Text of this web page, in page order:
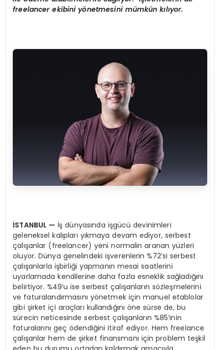
freelancer ekibini yönetmesini mümkün kılıyor.
İSTANBUL — İş dünyasında işgücü devinimleri
geleneksel kalıpları yıkmaya devam ediyor, serbest
çalışanlar (freelancer) yeni normalin aranan yüzleri
oluyor. Dünya genelindeki işverenlerin %72’si serbest
çalışanlarla işbirliği yapmanın mesai saatlerini
uyarlamada kendilerine daha fazla esneklik sağladığını
belirtiyor. %49’u ise serbest çalışanların sözleşmelerini
ve faturalandırmasını yönetmek için manuel etablolar
gibi şirket içi araçları kullandığını öne sürse de, bu
sürecin neticesinde serbest çalışanların %85’inin
faturalarını geç ödendiğini itiraf ediyor. Hem freelance
çalışanlar hem de şirket finansmanı için problem teşkil